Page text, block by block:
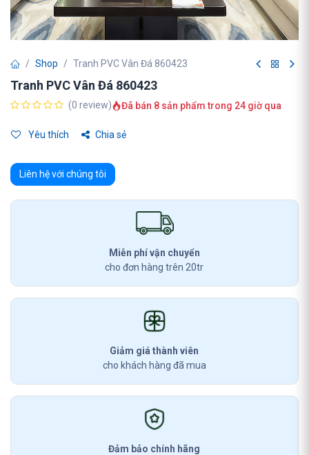
Shop Tranh PVC Vân Đá 860423
Tranh PVC Vân Đá 860423
(0 review) Đã bán 8 sản phẩm trong 24 giờ qua
Yêu thích Chia sẻ
Liên hệ với chúng tôi
Miễn phí vận chuyển
cho đơn hàng trên 20tr
Giảm giá thành viên
cho khách hàng đã mua
Đảm bảo chính hãng